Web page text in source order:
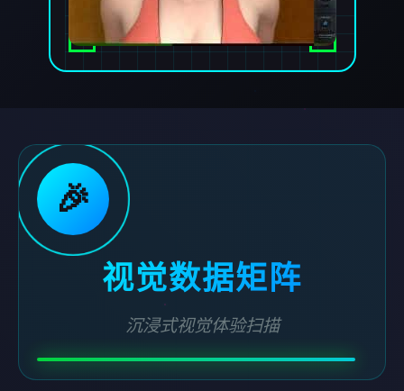
🎉
视觉数据矩阵
沉浸式视觉体验扫描